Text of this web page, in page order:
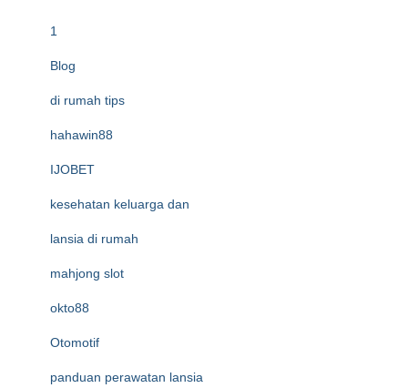
1
Blog
di rumah tips
hahawin88
IJOBET
kesehatan keluarga dan
lansia di rumah
mahjong slot
okto88
Otomotif
panduan perawatan lansia